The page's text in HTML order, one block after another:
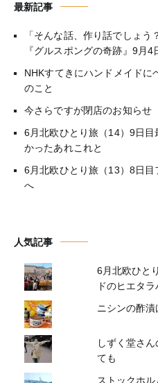
最新記事
「そんな話、作り話でしょ
『グルスポングの奇跡』9月4
NHKすてきにハンドメイドに
のこと
今さらですが閉店のお知らせ
6月北欧ひとり旅（14）9日
かったあれこれと
6月北欧ひとり旅（13）8日
へ
人気記事
6月北欧ひと
ドのヒエタ
ニシンの酢
しずく堂さ
ても
ストックホ